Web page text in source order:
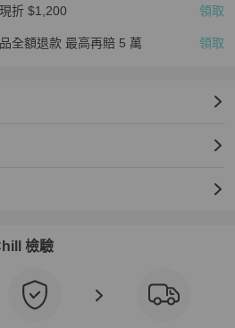
折 $1,200 領取
全額退款 最高再賠 5 萬 領取
檢驗